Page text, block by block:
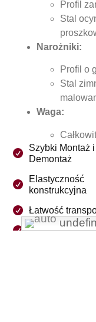
Profil
Stal
Narożniki:
Profil o
Stal
Waga:
Szybki Montaż i
Demontaż
Elastyczność
konstrukcyjna
Łatwość
Mobilność